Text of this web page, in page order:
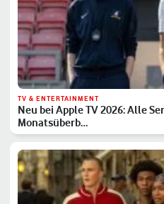
TV & ENTERTAINMENT
Neu bei Apple TV 2026: Alle
Monatsüberb…